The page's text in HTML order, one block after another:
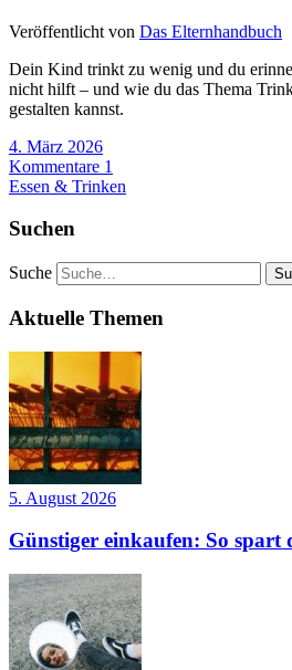
Veröffentlicht von Das Elternhandbuch
Dein Kind trinkt zu wenig und du
nicht hilft – und wie du das Thema
gestalten kannst.
4. März 2026
Kommentare 1
Essen & Trinken
Suchen
Suche
Aktuelle Themen
5. August 2026
Günstiger einkaufen: So spart